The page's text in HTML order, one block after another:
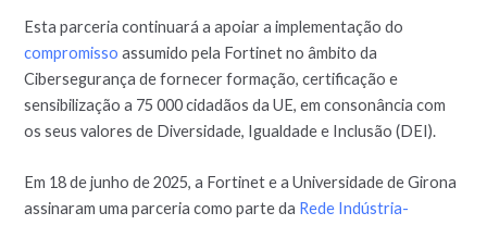
Esta parceria continuará a apoiar a implementação do
compromisso assumido pela Fortinet no âmbito da
Cibersegurança de fornecer formação, certificação e
sensibilização a 75 000 cidadãos da UE, em consonância com
os seus valores de Diversidade, Igualdade e Inclusão (DEI).
Em 18 de junho de 2025, a Fortinet e a Universidade de Girona
assinaram uma parceria como parte da Rede Indústria-